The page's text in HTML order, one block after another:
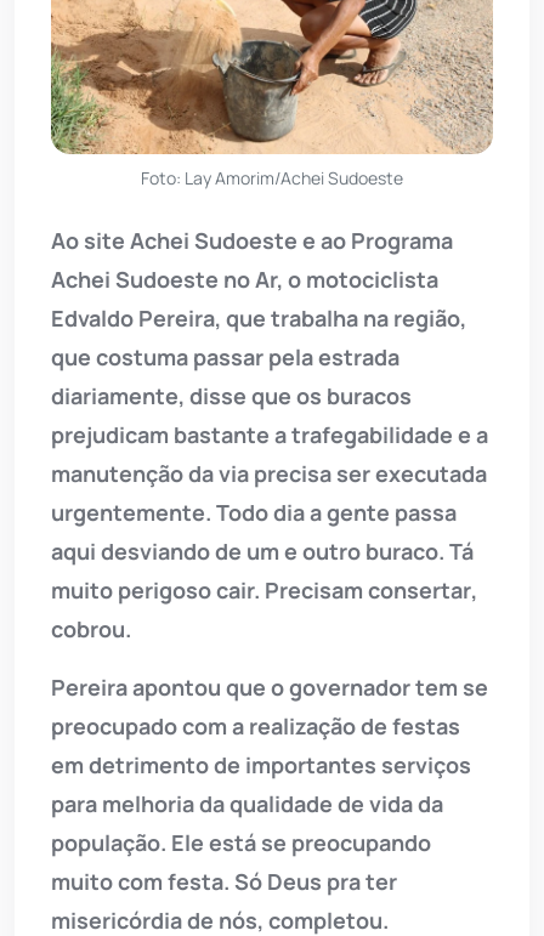
Foto: Lay Amorim/Achei Sudoeste
Ao site Achei Sudoeste e ao Programa
Achei Sudoeste no Ar, o motociclista
Edvaldo Pereira, que trabalha na região,
que costuma passar pela estrada
diariamente, disse que os buracos
prejudicam bastante a trafegabilidade e a
manutenção da via precisa ser executada
urgentemente. Todo dia a gente passa
aqui desviando de um e outro buraco. Tá
muito perigoso cair. Precisam consertar,
cobrou.
Pereira apontou que o governador tem se
preocupado com a realização de festas
em detrimento de importantes serviços
para melhoria da qualidade de vida da
população. Ele está se preocupando
muito com festa. Só Deus pra ter
misericórdia de nós, completou.